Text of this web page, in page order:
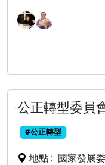
公正轉型委員
#公正轉型
地點 : 國家發展